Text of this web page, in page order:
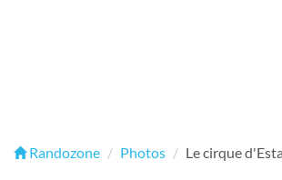
Randozone Photos Le cirque